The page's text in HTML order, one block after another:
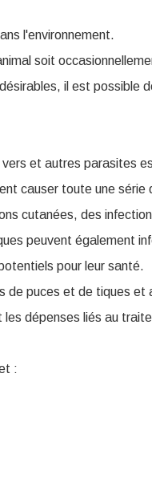
l'environnement.
soit
il est possible
et autres parasites
causer toute une
cutanées, des
peuvent également
pour leur santé.
de puces et de tiques
dépenses liés au
: